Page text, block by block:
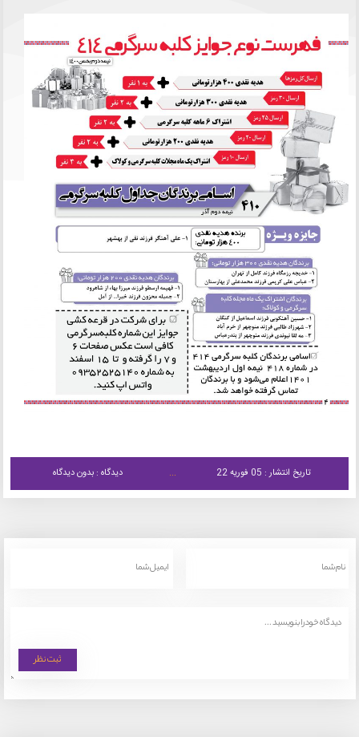
تاریخ انتشار : 05 فوریه 22 دیدگاه : بدون دیدگاه